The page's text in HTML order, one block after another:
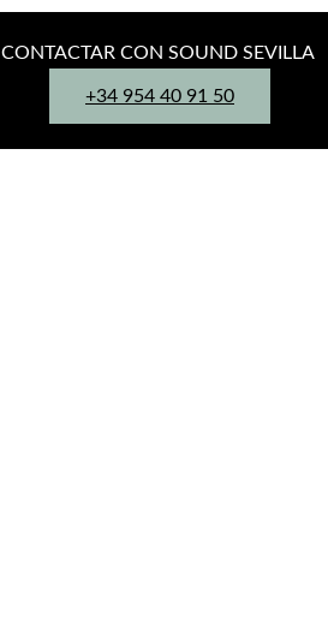
CONTACTAR CON SOUND SEVILLA
+34 954 40 91 50